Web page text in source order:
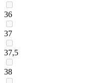
36
37
37,5
38